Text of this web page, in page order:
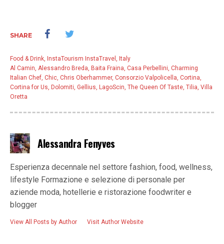
SHARE
Food & Drink, InstaTourism InstaTravel , Italy
Al Camin, Alessandro Breda, Baita Fraina, Casa Perbellini, Charming
Italian Chef, Chic, Chris Oberhammer, Consorzio Valpolicella, Cortina,
Cortina for Us, Dolomiti, Gellius, LagoScin, The Queen Of Taste, Tilia, Villa
Oretta
Alessandra Fenyves
Esperienza decennale nel settore fashion, food, wellness,
lifestyle Formazione e selezione di personale per
aziende moda, hotellerie e ristorazione foodwriter e
blogger
View All Posts by Author Visit Author Website